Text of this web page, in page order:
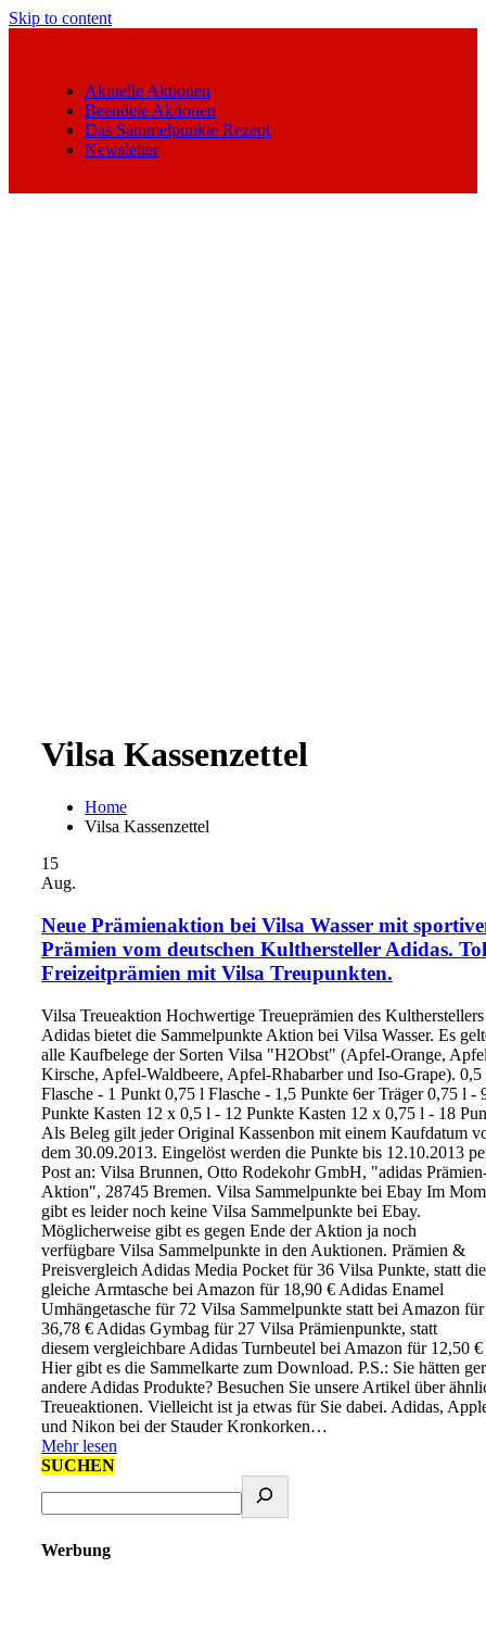
Skip to content
Aktuelle Aktionen
Beendete Aktionen
Das Sammelpunkte Rezept
Newsletter
Vilsa Kassenzettel
Home
Vilsa Kassenzettel
15
Aug.
Neue Prämienaktion bei Vilsa Wasser mit
Prämien vom deutschen Kulthersteller Adidas.
Freizeitprämien mit Vilsa Treupunkten.
Vilsa Treueaktion Hochwertige Treueprämien des Kultherstellers
Adidas bietet die Sammelpunkte Aktion bei Vilsa Wasser. Es
alle Kaufbelege der Sorten Vilsa "H2Obst" (Apfel-Orange,
Kirsche, Apfel-Waldbeere, Apfel-Rhabarber und Iso-Grape). 0,5
Flasche - 1 Punkt 0,75 l Flasche - 1,5 Punkte 6er Träger 0,75 l -
Punkte Kasten 12 x 0,5 l - 12 Punkte Kasten 12 x 0,75 l - 18
Als Beleg gilt jeder Original Kassenbon mit einem Kaufdatum
dem 30.09.2013. Eingelöst werden die Punkte bis 12.10.2013
Post an: Vilsa Brunnen, Otto Rodekohr GmbH, "adidas
Aktion", 28745 Bremen. Vilsa Sammelpunkte bei Ebay Im
gibt es leider noch keine Vilsa Sammelpunkte bei Ebay.
Möglicherweise gibt es gegen Ende der Aktion ja noch
verfügbare Vilsa Sammelpunkte in den Auktionen. Prämien &
Preisvergleich Adidas Media Pocket für 36 Vilsa Punkte, statt die
gleiche Armtasche bei Amazon für 18,90 € Adidas Enamel
Umhängetasche für 72 Vilsa Sammelpunkte statt bei Amazon für
36,78 € Adidas Gymbag für 27 Vilsa Prämienpunkte, statt
diesem vergleichbare Adidas Turnbeutel bei Amazon für 12,50 €
Hier gibt es die Sammelkarte zum Download. P.S.: Sie hätten
andere Adidas Produkte? Besuchen Sie unsere Artikel über
Treueaktionen. Vielleicht ist ja etwas für Sie dabei. Adidas,
und Nikon bei der Stauder Kronkorken…
Mehr lesen
SUCHEN
Werbung